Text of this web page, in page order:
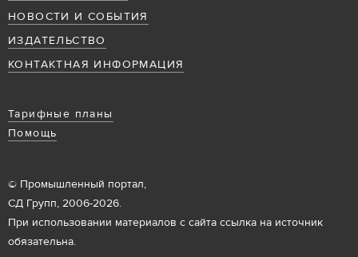
НОВОСТИ И СОБЫТИЯ
ИЗДАТЕЛЬСТВО
КОНТАКТНАЯ ИНФОРМАЦИЯ
Тарифные планы
Помощь
© Промышленный портал,
СД Групп, 2006-2026.
При использовании материалов с сайта ссылка на источник
обязательна.